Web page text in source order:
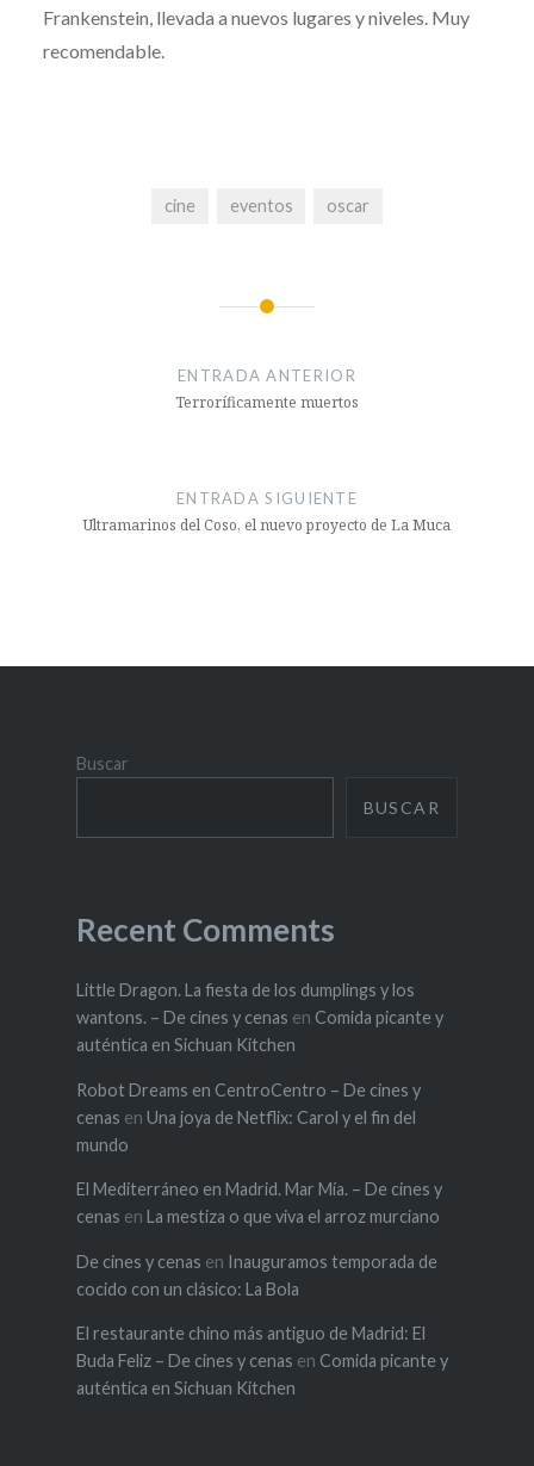
Frankenstein, llevada a nuevos lugares y niveles. Muy
recomendable.
cine eventos oscar
ENTRADA ANTERIOR
Terroríficamente muertos
ENTRADA SIGUIENTE
Ultramarinos del Coso, el nuevo proyecto de La Muca
Buscar
BUSCAR
Recent Comments
Little Dragon. La fiesta de los dumplings y los
wantons. – De cines y cenas en Comida picante y
auténtica en Sichuan Kitchen
Robot Dreams en CentroCentro – De cines y
cenas en Una joya de Netflix: Carol y el fin del
mundo
El Mediterráneo en Madrid. Mar Mía. – De cines y
cenas en La mestiza o que viva el arroz murciano
De cines y cenas en Inauguramos temporada de
cocido con un clásico: La Bola
El restaurante chino más antiguo de Madrid: El
Buda Feliz – De cines y cenas en Comida picante y
auténtica en Sichuan Kitchen